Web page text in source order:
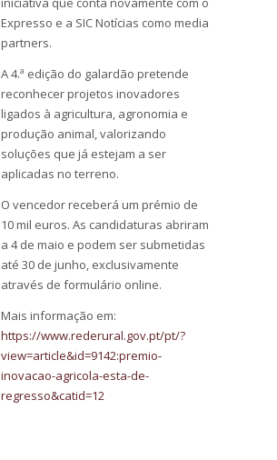
Expresso e a SIC Notícias como media
partners.
A 4.ª edição do galardão pretende
reconhecer projetos inovadores
ligados à agricultura, agronomia e
produção animal, valorizando
soluções que já estejam a ser
aplicadas no terreno.
O vencedor receberá um prémio de
10 mil euros. As candidaturas abriram
a 4 de maio e podem ser submetidas
até 30 de junho, exclusivamente
através de formulário online.
Mais informação em:
https://www.rederural.gov.pt/pt/?
view=article&id=9142:premio-
inovacao-agricola-esta-de-
regresso&catid=12